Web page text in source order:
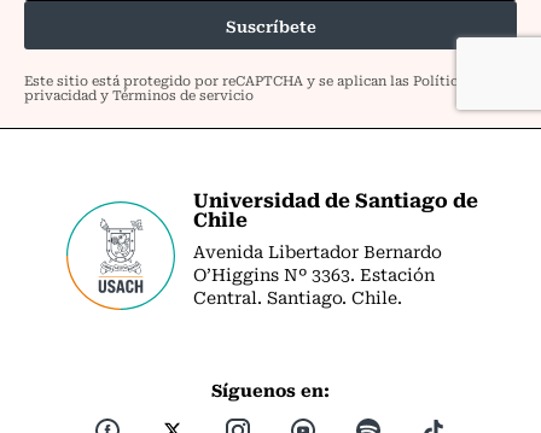
Universidad de Santiago de
Chile
Avenida Libertador Bernardo
O’Higgins Nº 3363. Estación
Central. Santiago. Chile.
Síguenos en: